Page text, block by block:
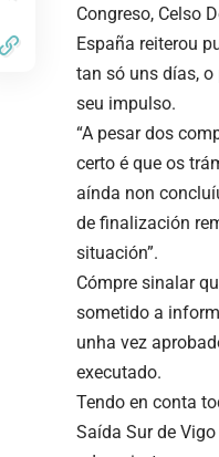
Congreso, Celso
España reiterou
tan só uns días,
seu impulso.
“A pesar dos
certo é que os
aínda non
de finalización
situación”.
Cómpre sinalar
sometido a
unha vez
executado.
Tendo en conta
Saída Sur de